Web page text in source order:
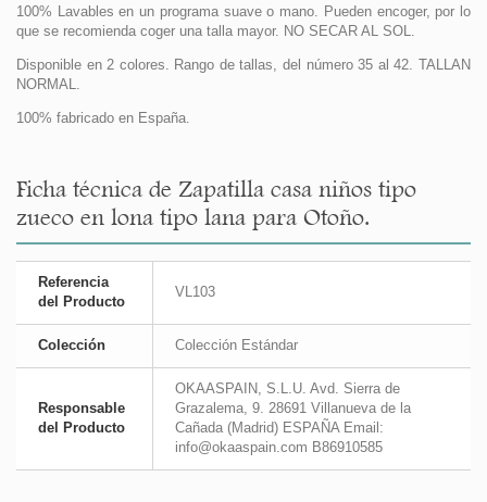
100% Lavables en un programa suave o mano. Pueden encoger, por lo
que se recomienda coger una talla mayor. NO SECAR AL SOL.
Disponible en 2 colores. Rango de tallas, del número 35 al 42. TALLAN
NORMAL.
100% fabricado en España.
Ficha técnica de Zapatilla casa niños tipo
zueco en lona tipo lana para Otoño.
Referencia
del Producto
VL103
Colección Colección Estándar
Responsable
del Producto
OKAASPAIN, S.L.U. Avd. Sierra de
Grazalema, 9. 28691 Villanueva de la
Cañada (Madrid) ESPAÑA Email:
info@okaaspain.com B86910585